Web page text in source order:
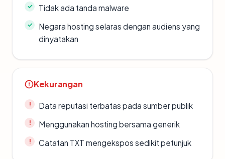
Tidak ada tanda malware
Negara hosting selaras dengan audiens yang
dinyatakan
Kekurangan
Data reputasi terbatas pada sumber publik
Menggunakan hosting bersama generik
Catatan TXT mengekspos sedikit petunjuk